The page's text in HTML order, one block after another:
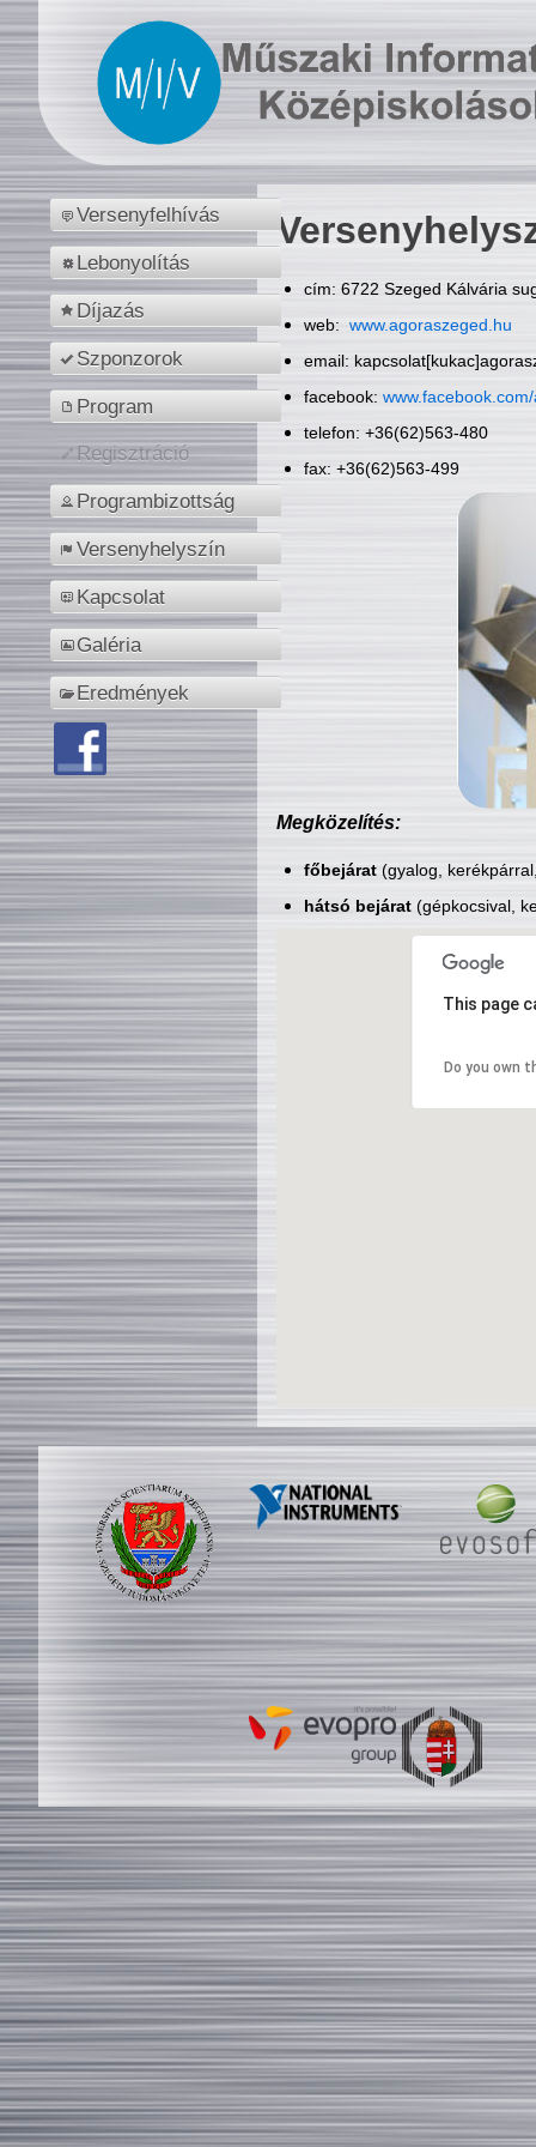
Versenyfelhívás
Lebonyolítás
Díjazás
Szponzorok
Program
Regisztráció
Programbizottság
Versenyhelyszín
Kapcsolat
Galéria
Eredmények
cím: 6722 Szeged Kálvária
web: www.agoraszeged.hu
email:
facebook:
telefon: +36(62)563-480
fax: +36(62)563-499
Megközelítés:
főbejárat(gyalog,
hátsó bejárat(gépkocsival,
This page
Do you own